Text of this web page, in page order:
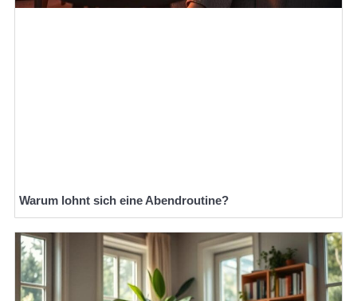
Warum lohnt sich eine Abendroutine?